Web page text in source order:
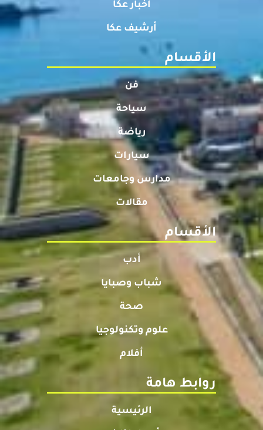
أخبار عكا
أرشيف عكا
الأقسام
فن
سياحة
رياضة
سيارات
مدارس وجامعات
مقالات
الأقسام
أدب
شباب وصبايا
صحة
علوم وتكنولوجيا
أفلام
روابط هامة
الرئيسية